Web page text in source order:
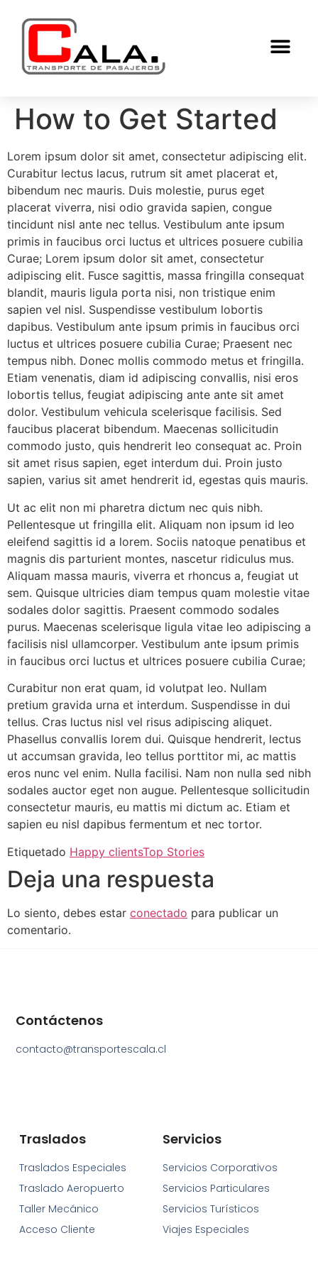
How to Get Started
Lorem ipsum dolor sit amet, consectetur adipiscing elit.
Curabitur lectus lacus, rutrum sit amet placerat et,
bibendum nec mauris. Duis molestie, purus eget
placerat viverra, nisi odio gravida sapien, congue
tincidunt nisl ante nec tellus. Vestibulum ante ipsum
primis in faucibus orci luctus et ultrices posuere cubilia
Curae; Lorem ipsum dolor sit amet, consectetur
adipiscing elit. Fusce sagittis, massa fringilla consequat
blandit, mauris ligula porta nisi, non tristique enim
sapien vel nisl. Suspendisse vestibulum lobortis
dapibus. Vestibulum ante ipsum primis in faucibus orci
luctus et ultrices posuere cubilia Curae; Praesent nec
tempus nibh. Donec mollis commodo metus et fringilla.
Etiam venenatis, diam id adipiscing convallis, nisi eros
lobortis tellus, feugiat adipiscing ante ante sit amet
dolor. Vestibulum vehicula scelerisque facilisis. Sed
faucibus placerat bibendum. Maecenas sollicitudin
commodo justo, quis hendrerit leo consequat ac. Proin
sit amet risus sapien, eget interdum dui. Proin justo
sapien, varius sit amet hendrerit id, egestas quis mauris.
Ut ac elit non mi pharetra dictum nec quis nibh.
Pellentesque ut fringilla elit. Aliquam non ipsum id leo
eleifend sagittis id a lorem. Sociis natoque penatibus et
magnis dis parturient montes, nascetur ridiculus mus.
Aliquam massa mauris, viverra et rhoncus a, feugiat ut
sem. Quisque ultricies diam tempus quam molestie vitae
sodales dolor sagittis. Praesent commodo sodales
purus. Maecenas scelerisque ligula vitae leo adipiscing a
facilisis nisl ullamcorper. Vestibulum ante ipsum primis
in faucibus orci luctus et ultrices posuere cubilia Curae;
Curabitur non erat quam, id volutpat leo. Nullam
pretium gravida urna et interdum. Suspendisse in dui
tellus. Cras luctus nisl vel risus adipiscing aliquet.
Phasellus convallis lorem dui. Quisque hendrerit, lectus
ut accumsan gravida, leo tellus porttitor mi, ac mattis
eros nunc vel enim. Nulla facilisi. Nam non nulla sed nibh
sodales auctor eget non augue. Pellentesque sollicitudin
consectetur mauris, eu mattis mi dictum ac. Etiam et
sapien eu nisl dapibus fermentum et nec tortor.
Etiquetado Happy clientsTop Stories
Deja una respuesta
Lo siento, debes estar conectado para publicar un
comentario.
Servicios
Servicios Corporativos
Servicios Particulares
Servicios Turísticos
Viajes Especiales
Traslados
Traslados Especiales
Traslado Aeropuerto
Taller Mecánico
Acceso Cliente
Contáctenos
contacto@transportescala.cl